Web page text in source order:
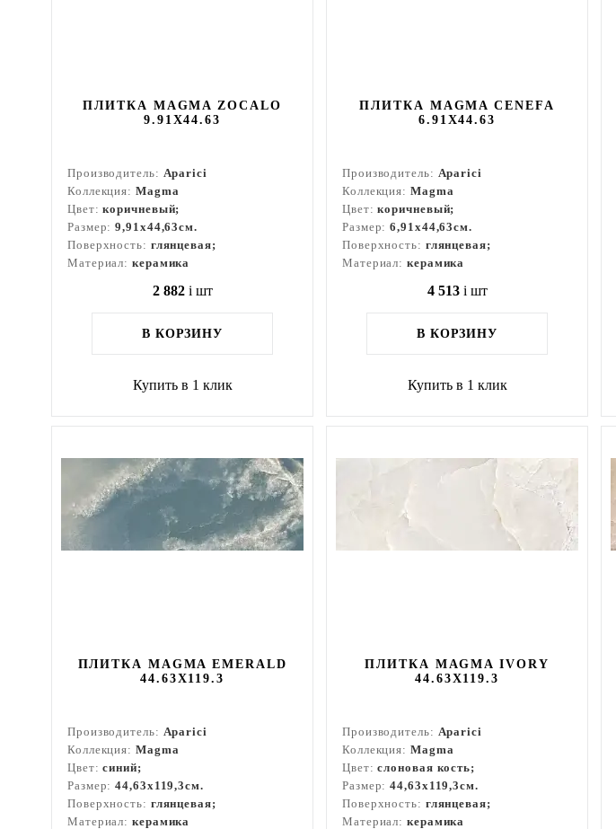
ПЛИТКА MAGMA ZOCALO
9.91X44.63
Производитель: Aparici
Коллекция: Magma
Цвет:коричневый;
Размер:9,91x44,63см.
Поверхность: глянцевая;
Материал: керамика
2 882 i шт
В КОРЗИНУ
Купить в 1 клик
ПЛИТКА MAGMA CENEFA
6.91X44.63
Производитель: Aparici
Коллекция: Magma
Цвет:коричневый;
Размер:6,91x44,63см.
Поверхность: глянцевая;
Материал: керамика
4 513 i шт
В КОРЗИНУ
Купить в 1 клик
ПЛИТКА MAGMA EMERALD
44.63X119.3
Производитель: Aparici
Коллекция: Magma
Цвет:синий;
Размер:44,63x119,3см.
Поверхность: глянцевая;
Материал: керамика
ПЛИТКА MAGMA IVORY
44.63X119.3
Производитель: Aparici
Коллекция: Magma
Цвет:слоновая кость;
Размер:44,63x119,3см.
Поверхность: глянцевая;
Материал: керамика